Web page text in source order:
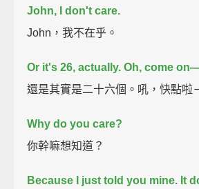
John, I don't care.
John，我不在乎。
Or it's 26, actually. Oh, come
還是其實是二十六個。吼，快點啦
Why do you care?
你幹嘛想知道？
Because I just told you mine. It